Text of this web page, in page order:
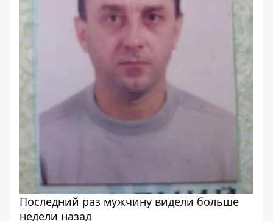
Последний раз мужчину видели больше
недели назад